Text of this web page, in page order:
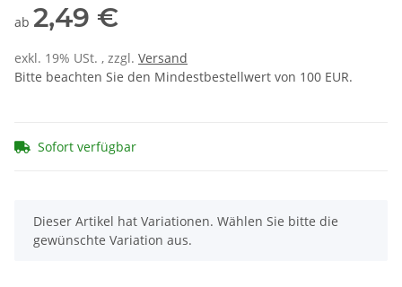
ab 2,49 €
exkl. 19% USt. , zzgl. Versand
Bitte beachten Sie den Mindestbestellwert von 100 EUR.
Sofort verfügbar
x
Dieser Artikel hat Variationen. Wählen Sie bitte die
gewünschte Variation aus.